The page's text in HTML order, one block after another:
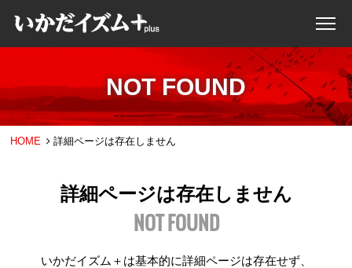
NOT FOUND
HOME 詳細ページは存在しません
詳細ページは存在しません
NOT FOUND
いかだイズム＋は基本的に詳細ページは存在せず、